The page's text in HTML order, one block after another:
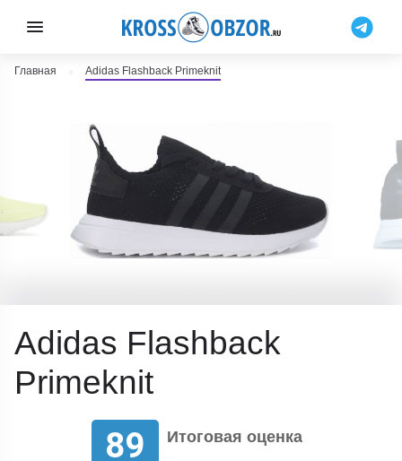
Главная Adidas Flashback Primeknit
Adidas Flashback
Primeknit
89 Итоговая оценка